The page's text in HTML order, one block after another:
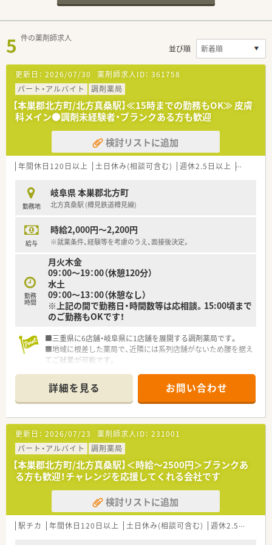
5 件の薬剤師求人
並び順
更新日： 2026/07/30 薬剤師求人ID： 361758
パート・アルバイト
調剤薬局
【本巣郡北方町/北方真桑駅】≪15時までの勤務もOK≫ 皮膚
科メイン●調剤未経験者・ブランクある方も歓迎
検討リストに追加
年間休日120日以上 土日休み(相談可含む) 週休2.5日以上 週32h以
勤務地
岐阜県 本巣郡北方町
北方真桑駅 (樽見鉄道樽見線)
給与
時給2,000円～2,200円
※就業条件、経験等を考慮のうえ、面接後決定。
勤務
時間
月火木金
09：00～19：00（休憩120分）
水土
09：00～13：00（休憩なし）
※上記の間で勤務日・時間数等は応相談。15:00頃まで
のご勤務もOKです！
■三重県に6店舗・岐阜県に1店舗を展開する調剤薬局です。
■地域に根差した薬局で、近隣には系列店舗がないため腰を据え
てご就業が可能です。
詳細を見る お問い合わせ
更新日： 2026/07/23 薬剤師求人ID： 231001
パート・アルバイト
調剤薬局
【本巣郡北方町/北方真桑駅】＜時給～2500円＞ブランクあ
る方も歓迎！チャレンジを応援してくれる会社です
検討リストに追加
駅チカ 年間休日120日以上 土日休み(相談可含む) 週休2.5日以上